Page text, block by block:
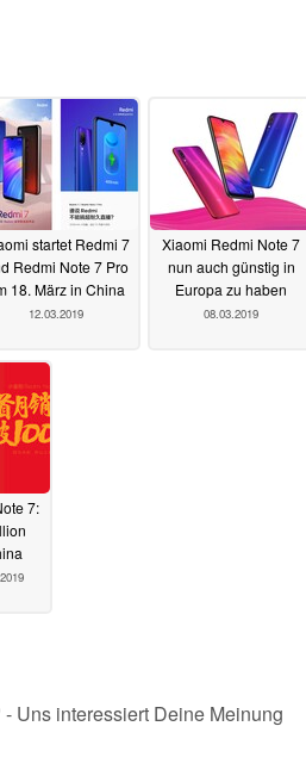
startet Redmi 7
Redmi Note 7 Pro
18. März in China
12.03.2019
Xiaomi Redmi Note 7
nun auch günstig in
Europa zu haben
08.03.2019
7:
Uns interessiert Deine Meinung